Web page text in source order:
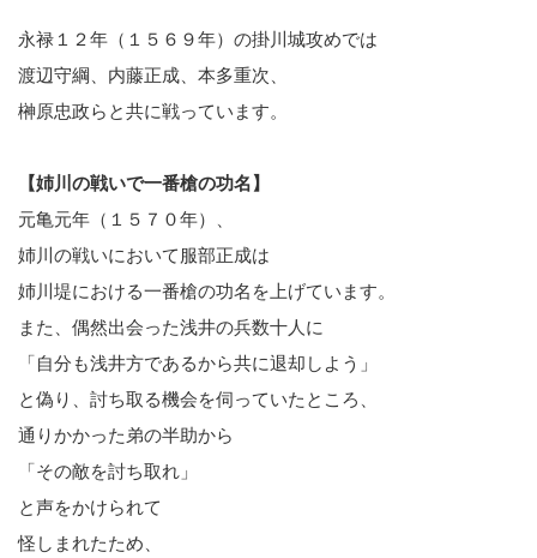
永禄１２年（１５６９年）の掛川城攻めでは
渡辺守綱、内藤正成、本多重次、
榊原忠政らと共に戦っています。
【姉川の戦いで一番槍の功名】
元亀元年（１５７０年）、
姉川の戦いにおいて服部正成は
姉川堤における一番槍の功名を上げています。
また、偶然出会った浅井の兵数十人に
「自分も浅井方であるから共に退却しよう」
と偽り、討ち取る機会を伺っていたところ、
通りかかった弟の半助から
「その敵を討ち取れ」
と声をかけられて
怪しまれたため、